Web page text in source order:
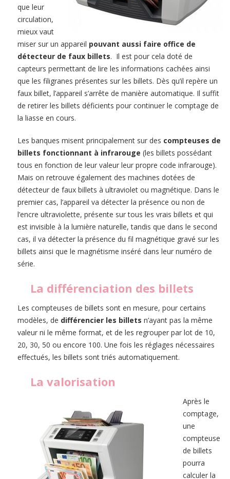
que leur
circulation,
mieux vaut
miser sur un appareil pouvant aussi faire office de
détecteur de faux billets. Il est pour cela doté de
capteurs permettant de lire les informations cachées ainsi
que les filigranes présentes sur les billets. Dès qu’il repère un
faux billet, l’appareil s’arrête de manière automatique. Il suffit
de retirer les billets déficients pour continuer le comptage de
la liasse en cours.
Les banques misent principalement sur des compteuses de
billets fonctionnant à infrarouge (les billets possédant
tous en fonction de leur valeur leur propre code infrarouge).
Mais on retrouve également des machines dotées de
détecteur de faux billets à ultraviolet ou magnétique. Dans le
premier cas, l’appareil va détecter la présence ou non de
l’encre ultraviolette, présente sur tous les vrais billets et qui
est invisible à la lumière naturelle, tandis que dans le second
cas, il va détecter la présence du fil magnétique gravé sur les
billets ainsi que le magnétisme inséré dans leur numéro de
série.
La différenciation des billets
Les compteuses de billets sont en mesure, pour certains
modèles, de différencier les billets n’ayant pas la même
valeur ni le même format, et de les regrouper par lot de 10,
20, 30, 50 ou encore 100. Une fois les réglages nécessaires
effectués, les billets sont triés automatiquement.
La valorisation
Après le
comptage,
une
compteuse
de billets
pourra
calculer la